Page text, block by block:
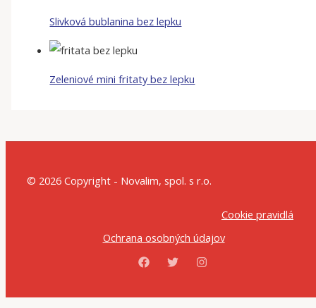
Slivková bublanina bez lepku
Zeleniové mini fritaty bez lepku
© 2026 Copyright - Novalim, spol. s r.o.
Cookie pravidlá
Ochrana osobných údajov